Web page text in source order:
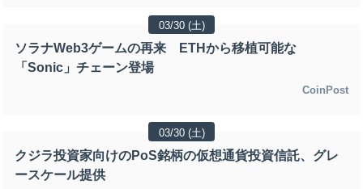
03/30 (土)
ソラナWeb3ゲームの再来 ETHから移植可能な
「Sonic」チェーン登場
CoinPost
03/30 (土)
クジラ投資家向けのPoS銘柄の仮想通貨投資信託、グレ
ースケール提供